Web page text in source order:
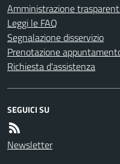
Amministrazione
Leggi le FAQ
Segnalazione disservizio
Prenotazione
Richiesta d'assistenza
SEGUICI SU
Newsletter